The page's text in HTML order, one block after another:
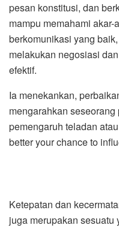
pesan konstitusi, dan
mampu memahami akar-
berkomunikasi yang
melakukan negosiasi
efektif.
Ia menekankan,
mengarahkan
pemengaruh teladan
better your chance to
Ketepatan dan
juga merupakan sesuatu